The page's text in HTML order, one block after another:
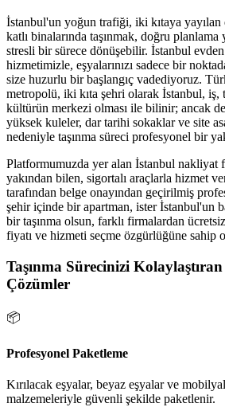
İstanbul'un yoğun trafiği, iki kıtaya yayılan
katlı binalarında taşınmak, doğru planlama
stresli bir sürece dönüşebilir. İstanbul
hizmetimizle, eşyalarınızı sadece bir
size huzurlu bir başlangıç vadediyoruz.
metropolü, iki kıta şehri olarak İstanbul, iş,
kültürün merkezi olması ile bilinir; ancak
yüksek kuleler, dar tarihi sokaklar ve site
nedeniyle taşınma süreci profesyonel bir
Platformumuzda yer alan İstanbul nakliyat
yakından bilen, sigortalı araçlarla hizmet
tarafından belge onayından geçirilmiş
şehir içinde bir apartman, ister İstanbul'un
bir taşınma olsun, farklı firmalardan
fiyatı ve hizmeti seçme özgürlüğüne sahip
Taşınma Sürecinizi
Çözümler
📦
Profesyonel Paketleme
Kırılacak eşyalar, beyaz eşyalar ve
malzemeleriyle güvenli şekilde paketlenir.